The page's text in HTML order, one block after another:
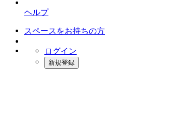
ヘルプ
スペースをお持ちの方
ログイン
新規登録